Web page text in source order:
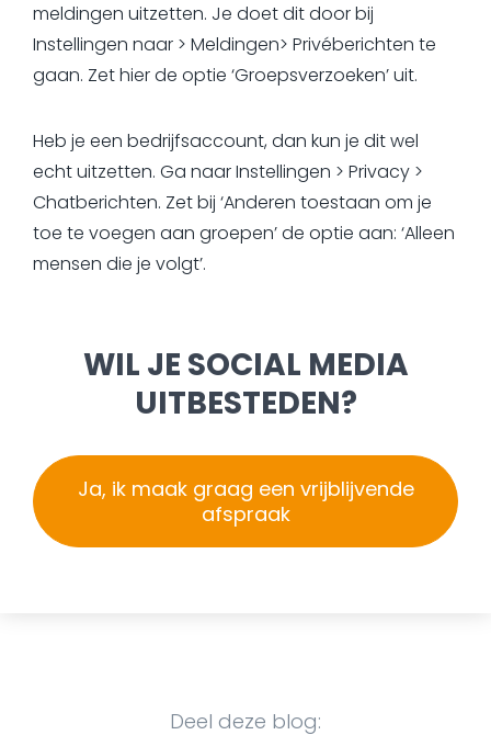
meldingen uitzetten. Je doet dit door bij
Instellingen naar > Meldingen> Privéberichten te
gaan. Zet hier de optie ‘Groepsverzoeken’ uit.
Heb je een bedrijfsaccount, dan kun je dit wel
echt uitzetten. Ga naar Instellingen > Privacy >
Chatberichten. Zet bij ‘Anderen toestaan om je
toe te voegen aan groepen’ de optie aan: ‘Alleen
mensen die je volgt’.
WIL JE SOCIAL MEDIA
UITBESTEDEN?
Ja, ik maak graag een vrijblijvende
afspraak
Deel deze blog: